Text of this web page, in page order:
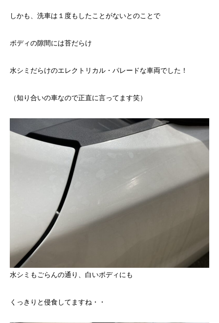
しかも、洗車は１度もしたことがないとのことで
ボディの隙間には苔だらけ
水シミだらけのエレクトリカル・パレードな車両でした！
（知り合いの車なので正直に言ってます笑）
水シミもごらんの通り、白いボディにも
くっきりと侵食してますね・・